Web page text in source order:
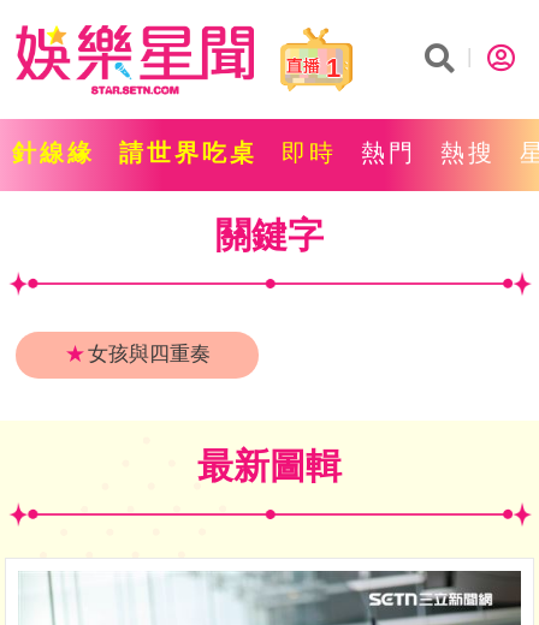
1
針線緣 請世界吃桌 即時 熱門 熱搜
關鍵字
★女孩與四重奏
最新圖輯